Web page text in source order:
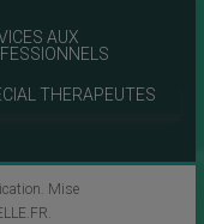
AUX
THERAPEUTES
. Mise
.